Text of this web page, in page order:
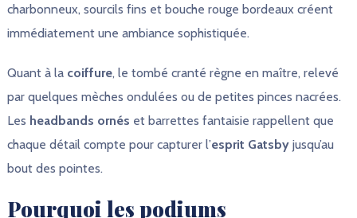
charbonneux, sourcils fins et bouche rouge bordeaux créent
immédiatement une ambiance sophistiquée.
Quant à la coiffure, le tombé cranté règne en maître, relevé
par quelques mèches ondulées ou de petites pinces nacrées.
Les headbands ornés et barrettes fantaisie rappellent que
chaque détail compte pour capturer l’esprit Gatsbyjusqu’au
bout des pointes.
Pourquoi les podiums